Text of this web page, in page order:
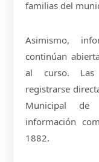
familias del
Asimismo,
continúan
al curso. Las
registrarse
Municipal de
información
1882.